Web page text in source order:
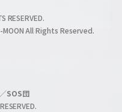
RESERVED.
MOON All Rights Reserved.
SOS団